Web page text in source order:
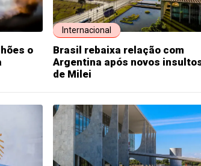
o
Internacional
Brasil rebaixa relação com
Argentina após novos
de Milei